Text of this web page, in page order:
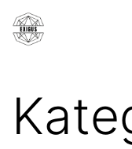
Hoppa
tillExigus.se